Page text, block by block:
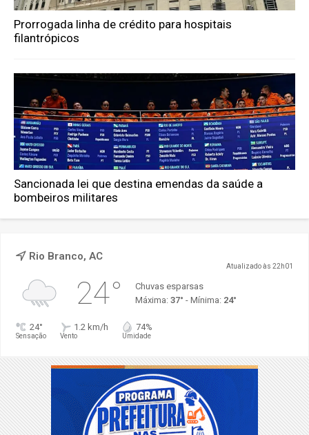
Prorrogada linha de crédito para hospitais
filantrópicos
Sancionada lei que destina emendas da saúde a
bombeiros militares
Rio Branco, AC
Atualizado às 22h01
24°
Chuvas esparsas
Máxima: 37° - Mínima: 24°
24°
Sensação
1.2 km/h
Vento
74%
Umidade